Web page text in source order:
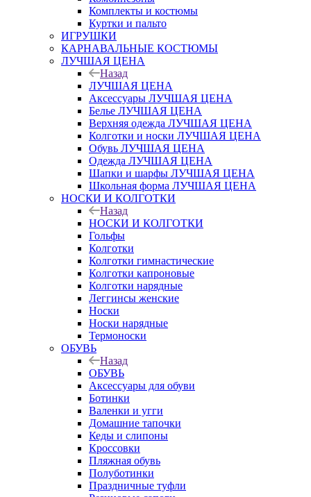
Комплекты и костюмы
Куртки и пальто
ИГРУШКИ
КАРНАВАЛЬНЫЕ КОСТЮМЫ
ЛУЧШАЯ ЦЕНА
Назад
ЛУЧШАЯ ЦЕНА
Аксессуары ЛУЧШАЯ ЦЕНА
Белье ЛУЧШАЯ ЦЕНА
Верхняя одежда ЛУЧШАЯ ЦЕНА
Колготки и носки ЛУЧШАЯ ЦЕНА
Обувь ЛУЧШАЯ ЦЕНА
Одежда ЛУЧШАЯ ЦЕНА
Шапки и шарфы ЛУЧШАЯ ЦЕНА
Школьная форма ЛУЧШАЯ ЦЕНА
НОСКИ И КОЛГОТКИ
Назад
НОСКИ И КОЛГОТКИ
Гольфы
Колготки
Колготки гимнастические
Колготки капроновые
Колготки нарядные
Леггинсы женские
Носки
Носки нарядные
Термоноски
ОБУВЬ
Назад
ОБУВЬ
Аксессуары для обуви
Ботинки
Валенки и угги
Домашние тапочки
Кеды и слипоны
Кроссовки
Пляжная обувь
Полуботинки
Праздничные туфли